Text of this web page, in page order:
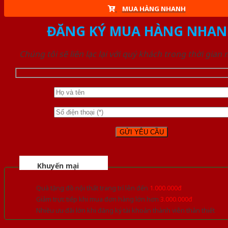
MUA HÀNG NHANH
ĐĂNG KÝ MUA HÀNG
Chúng tôi sẽ liên lạc lại với quý khách trong thời gian
Khuyến mại
Quà tặng đồ nội thất trang trí lên đến 1.000.000đ
Giảm trực tiếp khi mua đơn hàng lớn hơn 3.000.000đ
Nhiều ưu đãi lớn khi đăng ký tài khoản thành viên thân thiết